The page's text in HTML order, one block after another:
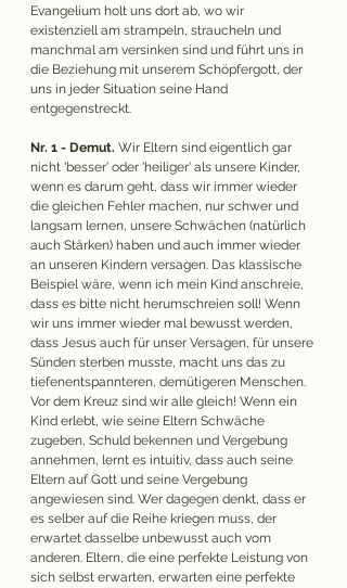
Evangelium holt uns dort ab, wo wir
existenziell am strampeln, straucheln und
manchmal am versinken sind und führt uns in
die Beziehung mit unserem Schöpfergott, der
uns in jeder Situation seine Hand
entgegenstreckt.
Nr. 1 - Demut. Wir Eltern sind eigentlich gar
nicht 'besser' oder 'heiliger' als unsere Kinder,
wenn es darum geht, dass wir immer wieder
die gleichen Fehler machen, nur schwer und
langsam lernen, unsere Schwächen (natürlich
auch Stärken) haben und auch immer wieder
an unseren Kindern versagen. Das klassische
Beispiel wäre, wenn ich mein Kind anschreie,
dass es bitte nicht herumschreien soll! Wenn
wir uns immer wieder mal bewusst werden,
dass Jesus auch für unser Versagen, für unsere
Sünden sterben musste, macht uns das zu
tiefenentspannteren, demütigeren Menschen.
Vor dem Kreuz sind wir alle gleich! Wenn ein
Kind erlebt, wie seine Eltern Schwäche
zugeben, Schuld bekennen und Vergebung
annehmen, lernt es intuitiv, dass auch seine
Eltern auf Gott und seine Vergebung
angewiesen sind. Wer dagegen denkt, dass er
es selber auf die Reihe kriegen muss, der
erwartet dasselbe unbewusst auch vom
anderen. Eltern, die eine perfekte Leistung von
sich selbst erwarten, erwarten eine perfekte